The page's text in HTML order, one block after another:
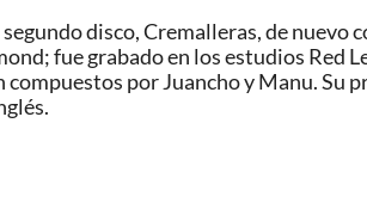
segundo disco, Cremalleras, de
fue grabado en los estudios Red
compuestos por Juancho y Manu.